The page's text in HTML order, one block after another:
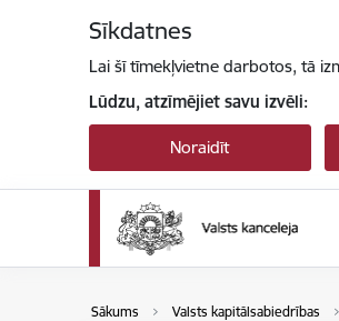
Sīkdatnes
Lai šī tīmekļvietne darbotos, tā
Lūdzu, atzīmējiet savu izvēli:
Noraidīt
Sākums Valsts kapitālsabiedrības